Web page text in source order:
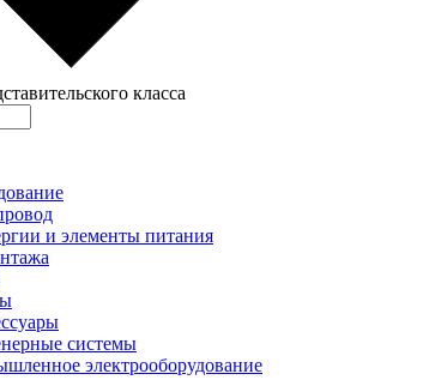
класса
и элементы питания
системы
электрооборудование